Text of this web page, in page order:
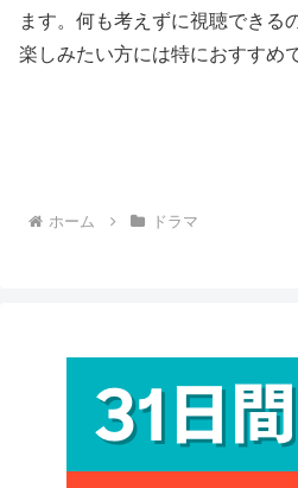
ます。何も考えずに視聴できる
楽しみたい方には特におすすめ
ホーム ドラマ